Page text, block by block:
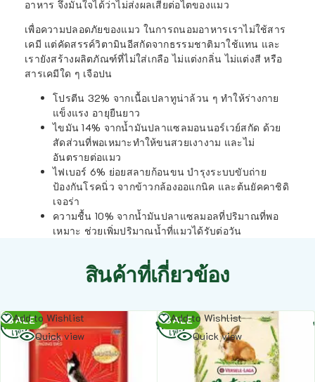
อาหาร จึงมั่นใจได้ว่าไม่ส่งผลเสียต่อไตของแมว
เพื่อความปลอดภัยของแมว ในการถนอมอาหารเราไม่ใช้สาร
เคมี แต่คัดสรรค์วิตามินอีสกัดจากธรรมชาติมาใช้แทน และ
เรายังสร้างผลิตภัณฑ์ที่ไม่ใส่เกลือ ไม่แต่งกลิ่น ไม่แต่งสี หรือ
สารเคมีใด ๆ เจือปน
โปรตีน 32% จากเนื้อเปลาทูน่าล้วน ๆ ทำให้ร่างกาย
แข็งแรง อายุยืนยาว
ไขมัน 14% จากน้ำมันปลาแซลมอนนอร์เวย์สกัด ด้วย
สัดส่วนที่พอเหมาะทำให้ขนสวยเงางาม และไม่
อันตรายต่อแมว
ไฟเบอร์ 6% ย่อยสลายก้อนขน บำรุงระบบขับถ่าย
ป้องกันโรคนิ่ว จากข้าวกล้องออแกนิค และต้นยัคคาชิดิ
เจอร่า
ความชื้น 10% จากน้ำมันปลาแซลมอลที่ปริมาณที่พอ
เหมาะ ช่วยเพิ่มปริมาณน้ำที่แมวได้รับต่อวัน
สินค้าที่เกี่ยวข้อง
SALE
Add to Wishlist
Quick view
อ่าน
เพิ่ม
SALE
Add to Wishlist
Quick view
อ่าน
เพิ่ม